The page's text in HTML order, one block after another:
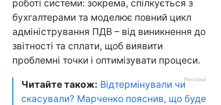
роботі системи: зокрема, спілкується з
бухгалтерами та моделює повний цикл
адміністрування ПДВ – від виникнення до
звітності та сплати, щоб виявити
проблемні точки і оптимізувати процеси.
Читайте також: Відтермінували чи
скасували? Марченко пояснив, що буде